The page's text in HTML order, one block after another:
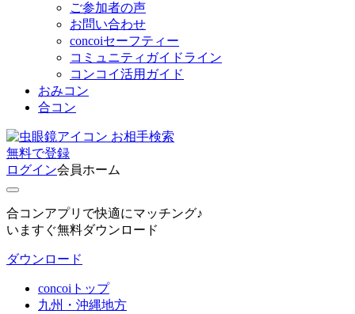
ご参加者の声
お問い合わせ
concoiセーフティー
コミュニティガイドライン
コンコイ活用ガイド
おみコン
合コン
お相手検索
無料で登録
ログイン会員ホーム
合コンアプリで快適にマッチング♪
いますぐ無料ダウンロード
ダウンロード
concoiトップ
九州・沖縄地方